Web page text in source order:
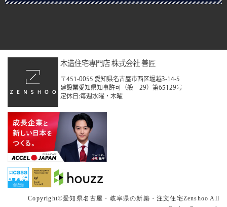
2022年10月
2022年9月
2022年8月
2022年7月
2022年6月
2022年5月
2022年4月
2022年3月
木造住宅専門店 株式会社 善匠
〒451-0055 愛知県名古屋市西区堀越3-14-5
建設業愛知県知事許可（般‐29）第65129号
定休日:毎週水曜・木曜
Copyright©愛知県名古屋・岐阜県の新築・注文住宅Zenshoo All